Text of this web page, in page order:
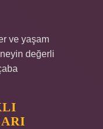
ve yaşam
neyin değerli